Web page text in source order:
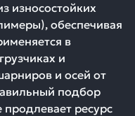
износостойких
обеспечивая
в
и
и осей от
подбор
продлевает ресурс